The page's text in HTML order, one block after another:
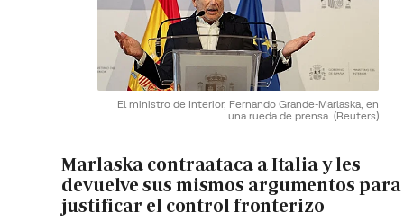
El ministro de Interior, Fernando Grande-Marlaska, en
una rueda de prensa. (Reuters)
Marlaska contraataca a Italia y les
devuelve sus mismos argumentos para
justificar el control fronterizo